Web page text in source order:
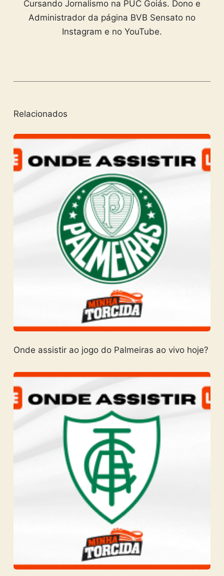
Cursando Jornalismo na PUC Goiás. Dono e
Administrador da página BVB Sensato no
Instagram e no YouTube.
Relacionados
Onde assistir ao jogo do Palmeiras ao vivo hoje?